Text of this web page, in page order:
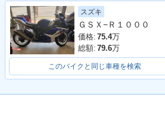
2021年 GSX-R100
0R ABS・カラーチ
ェンジ
2020年 GSX-R100
0R ABS・特別・限
定仕様
スズキ
ＧＳＸ−Ｒ１０００
価格: 75.4万
総額: 79.6万
このバイクと同じ車種を検索